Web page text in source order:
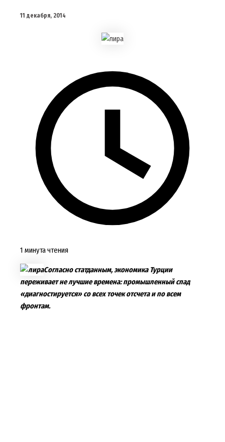
11 декабря, 2014
1 минута чтения
Согласно статданным, экономика Турции
переживает не лучшие времена: промышленный спад
«диагностируется» со всех точек отсчета и по всем
фронтам.